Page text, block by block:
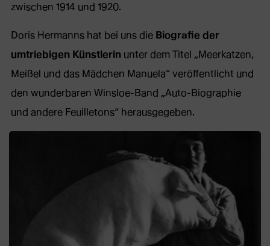
zwischen 1914 und 1920.
Doris Hermanns hat bei uns die Biografie der
umtriebigen Künstlerinunter dem Titel „Meerkatzen,
Meißel und das Mädchen Manuela“ veröffentlicht und
den wunderbaren Winsloe-Band „Auto-Biographie
und andere Feuilletons“ herausgegeben.